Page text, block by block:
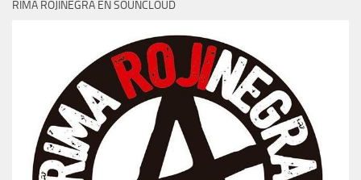
RIMA ROJINEGRA EN SOUNCLOUD